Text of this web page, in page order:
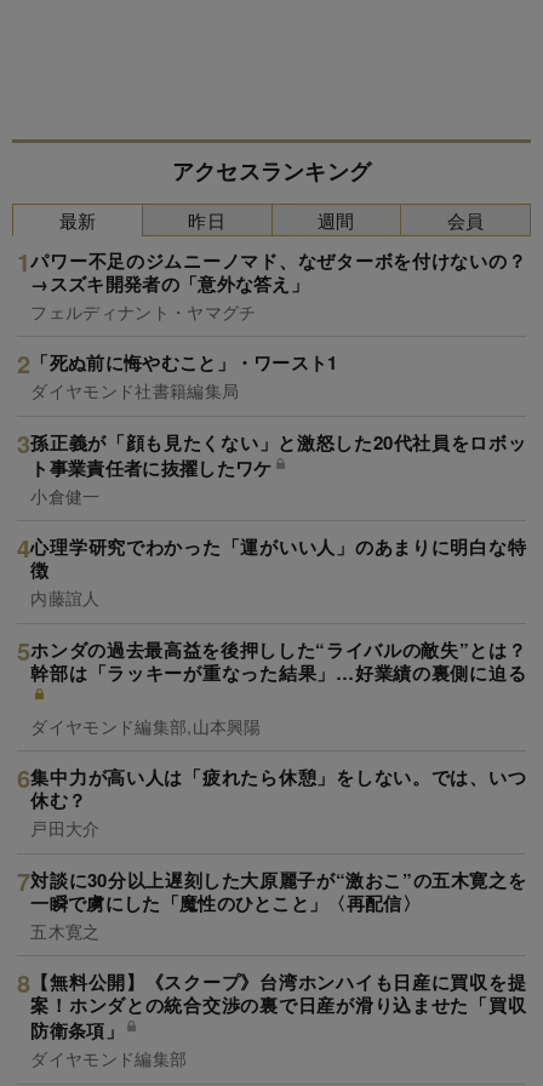
アクセスランキング
最新
パワー不足のジムニーノマド、なぜターボを付けないの？
→スズキ開発者の「意外な答え」
フェルディナント・ヤマグチ
「死ぬ前に悔やむこと」・ワースト1
ダイヤモンド社書籍編集局
孫正義が「顔も見たくない」と激怒した20代社員をロボッ
ト事業責任者に抜擢したワケ
小倉健一
心理学研究でわかった「運がいい人」のあまりに明白な特
徴
内藤誼人
ホンダの過去最高益を後押しした“ライバルの敵失”とは？
幹部は「ラッキーが重なった結果」…好業績の裏側に迫る
ダイヤモンド編集部,山本興陽
集中力が高い人は「疲れたら休憩」をしない。では、いつ
休む？
戸田大介
対談に30分以上遅刻した大原麗子が“激おこ”の五木寛之を
一瞬で虜にした「魔性のひとこと」〈再配信〉
五木寛之
【無料公開】《スクープ》台湾ホンハイも日産に買収を提
案！ホンダとの統合交渉の裏で日産が滑り込ませた「買収
防衛条項」
ダイヤモンド編集部
昨日 週間 会員